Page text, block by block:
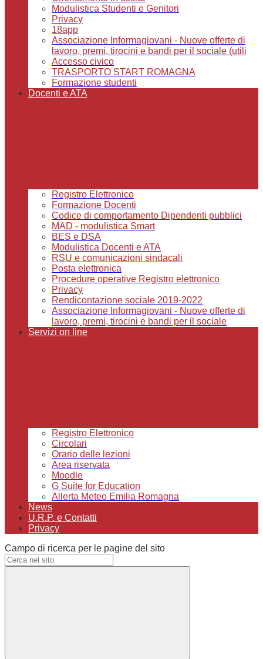
Modulistica Studenti e Genitori
Privacy
18app
Associazione Informagiovani - Nuove offerte di
lavoro, premi, tirocini e bandi per il sociale (utili
Accesso civico
TRASPORTO START ROMAGNA
Formazione studenti
Docenti e ATA
Registro Elettronico
Formazione Docenti
Codice di comportamento Dipendenti pubblici
MAD - modulistica Smart
BES e DSA
Modulistica Docenti e ATA
RSU e comunicazioni sindacali
Posta elettronica
Procedure operative Registro elettronico
Privacy
Rendicontazione sociale 2019-2022
Associazione Informagiovani - Nuove offerte di
lavoro, premi, tirocini e bandi per il sociale
Servizi on line
Registro Elettronico
Circolari
Orario delle lezioni
Area riservata
Moodle
G Suite for Education
Allerta Meteo Emilia Romagna
News
U.R.P. e Contatti
Privacy
Campo di ricerca per le pagine del sito